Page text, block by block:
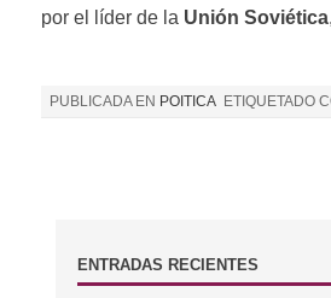
por el líder de la Unión Soviética
PUBLICADA EN POITICA ETIQUETADO
BENTRADAS RECIENTES